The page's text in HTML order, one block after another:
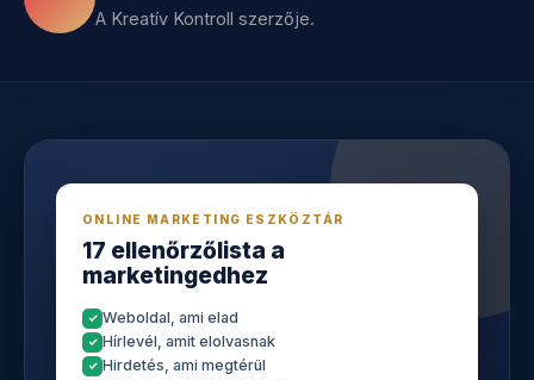
A Kreatív Kontroll szerzője.
ONLINE MARKETING ESZKÖZTÁR
17 ellenőrzőlista a
marketingedhez
Weboldal, ami elad
Hírlevél, amit elolvasnak
Hirdetés, ami megtérül